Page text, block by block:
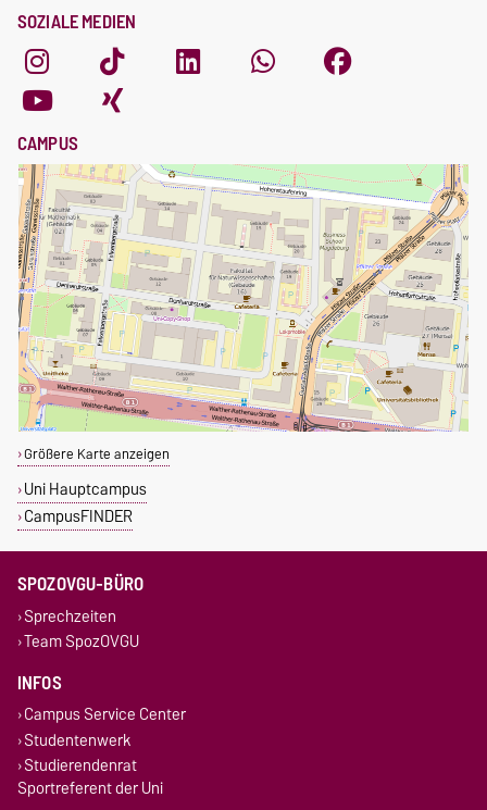
SOZIALE MEDIEN
CAMPUS
Größere Karte anzeigen
Uni Hauptcampus
CampusFINDER
SPOZOVGU-BÜRO
Sprechzeiten
Team SpozOVGU
INFOS
Campus Service Center
Studentenwerk
Studierendenrat
Sportreferent der Uni